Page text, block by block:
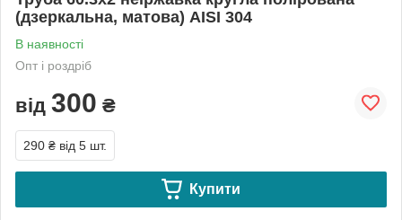
(дзеркальна, матова) АІSI 304
В наявності
Опт і роздріб
від 300 ₴
290 ₴ від 5 шт.
Купити